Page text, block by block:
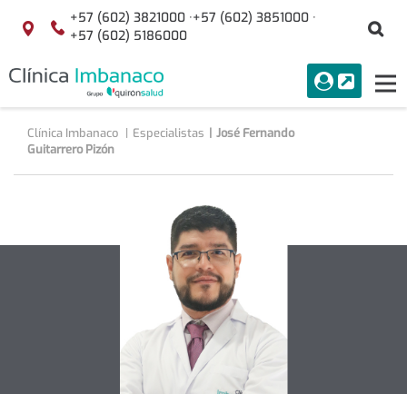
Saltar al contenido
Localización
+57 (602) 3821000 ·+57 (602) 3851000 ·
+57 (602) 5186000
menuAcceso
Buscar
Clínica Imbanaco Especialistas
José Fernando
Guitarrero Pizón